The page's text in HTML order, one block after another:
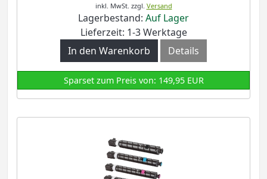
inkl. MwSt. zzgl. Versand
Lagerbestand: Auf Lager
Lieferzeit: 1-3 Werktage
In den Warenkorb
Details
Sparset zum Preis von: 149,95 EUR